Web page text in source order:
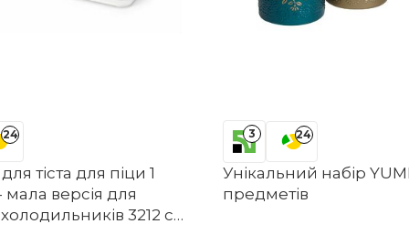
24
тіста для піци 1
версія для
3212 см
3 24
Унікальний набір
предметів